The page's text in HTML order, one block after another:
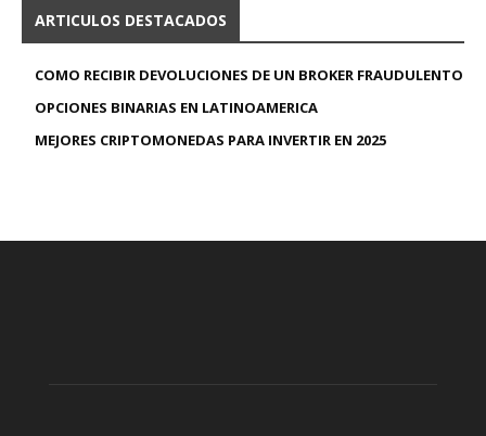
ARTICULOS DESTACADOS
COMO RECIBIR DEVOLUCIONES DE UN BROKER FRAUDULENTO
OPCIONES BINARIAS EN LATINOAMERICA
MEJORES CRIPTOMONEDAS PARA INVERTIR EN 2025